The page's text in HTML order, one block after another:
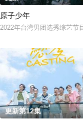
原子少年
2022年台湾男团选秀综艺节
更新第12集